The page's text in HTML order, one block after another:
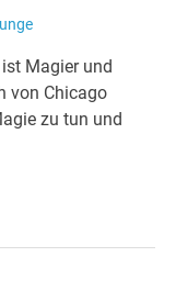
Magier und
von Chicago
zu tun und